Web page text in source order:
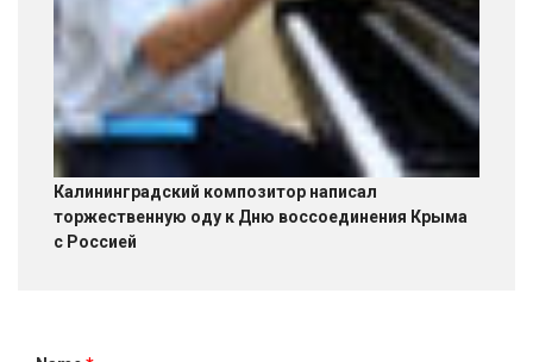
Калининградский композитор написал
торжественную оду к Дню воссоединения Крыма
с Россией